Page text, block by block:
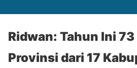
Ridwan: Tahun Ini
Provinsi dari 17